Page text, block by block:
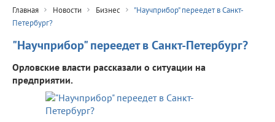
Главная Новости Бизнес
"Научприбор" переедет в Санкт-
Петербург?
"Научприбор" переедет в Санкт-Петербург?
Орловские власти рассказали о ситуации на
предприятии.